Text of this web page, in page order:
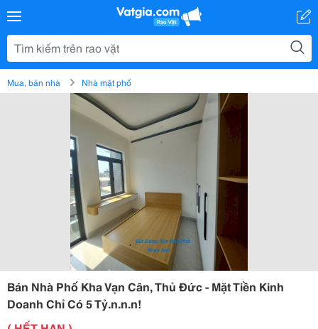
Mua, bán nhà Nhà mặt phố
Bán Nhà Phố Kha Vạn Cân, Thủ Đức - Mặt Tiền Kinh
Doanh Chỉ Có 5 Tỷ.n.n.n!